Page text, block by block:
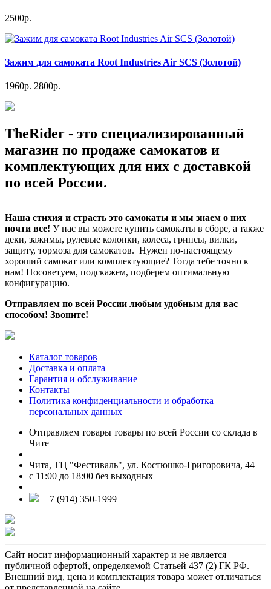
2500р.
Зажим для самоката Root Industries Air SCS (Золотой)
1960р. 2800р.
TheRider - это специализированный
магазин по продаже самокатов и
комплектующих для них с доставкой
по всей России.
Наша стихия и страсть это самокаты и мы знаем о них
почти все! У нас вы можете купить самокаты в сборе, а также
деки, зажимы, рулевые колонки, колеса, грипсы, вилки,
защиту, тормоза для самокатов. Нужен по-настоящему
хороший самокат или комплектующие? Тогда тебе точно к
нам! Посоветуем, подскажем, подберем оптимальную
конфигурацию.
Отправляем по всей России любым удобным для вас
способом! Звоните!
Каталог товаров
Доставка и оплата
Гарантия и обслуживание
Контакты
Политика конфиденциальности и обработка
персональных данных
Отправляем товары товары по всей России со склада в
Чите
Чита, ТЦ "Фестиваль", ул. Костюшко-Григоровича, 44
с 11:00 до 18:00 без выходных
+7 (914) 350-1999
Сайт носит информационный характер и не является
публичной офертой, определяемой Статьей 437 (2) ГК РФ.
Внешний вид, цена и комплектация товара может отличаться